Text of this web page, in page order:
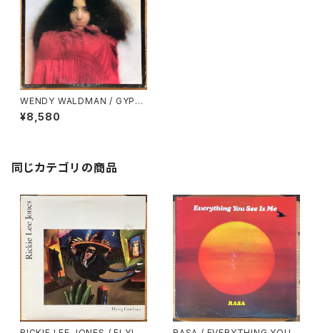
WENDY WALDMAN / GYPS
Y SYMPHONY
¥8,580
同じカテゴリの商品